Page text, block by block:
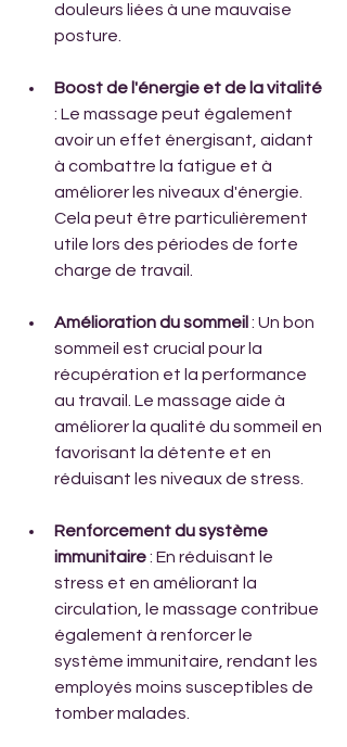
douleurs liées à une mauvaise
posture.
Boost de l'énergie et de la vitalité
: Le massage peut également
avoir un effet énergisant, aidant
à combattre la fatigue et à
améliorer les niveaux d'énergie.
Cela peut être particulièrement
utile lors des périodes de forte
charge de travail.
Amélioration du sommeil : Un bon
sommeil est crucial pour la
récupération et la performance
au travail. Le massage aide à
améliorer la qualité du sommeil en
favorisant la détente et en
réduisant les niveaux de stress.
Renforcement du système
immunitaire : En réduisant le
stress et en améliorant la
circulation, le massage contribue
également à renforcer le
système immunitaire, rendant les
employés moins susceptibles de
tomber malades.